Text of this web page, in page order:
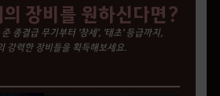
장비를 원하신다면?
종결급 무기부터 '창세', '태초' 등급까지,
강력한 장비들을 획득해보세요.